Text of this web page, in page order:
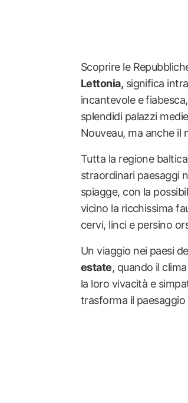
Scoprire le
Lettonia, significa
incantevole e
splendidi palazzi
Nouveau, ma anche il
Tutta la regione
straordinari paesaggi
spiagge, con la
vicino la ricchissima
cervi, linci e persino
Un viaggio nei paesi
estate, quando il
la loro vivacità e
trasforma il